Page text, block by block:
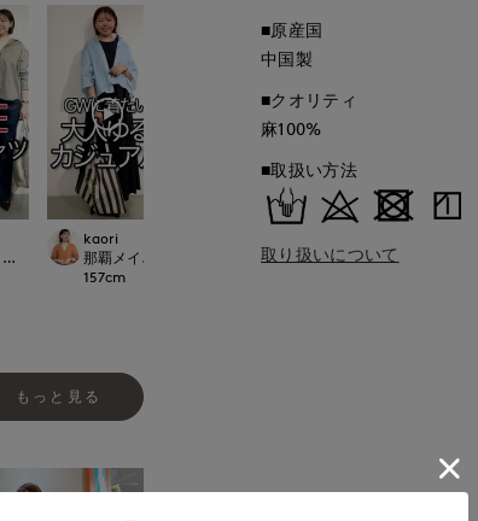
プレイスI.T.'S.international
kaori
那覇メインプレイスI.T.'S.international
157cm
那覇メインプレイスI.T.'S.international
岡山天満屋
もっと見る
■原産国
中国製
■クオリティ
麻100%
■取扱い方法
取り扱いについて